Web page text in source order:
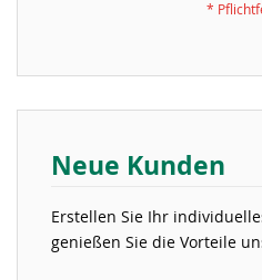
Neue Kunden
Erstellen Sie Ihr
genießen Sie die Vorteile